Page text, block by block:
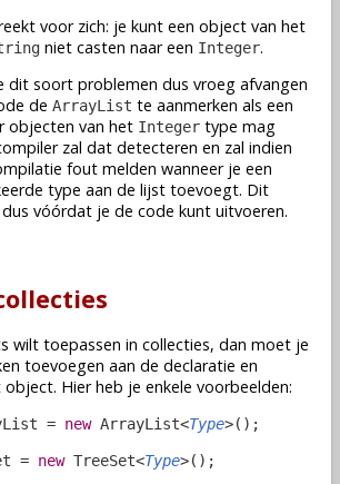
voor zich: je kunt een object van het
niet casten naar een Integer.
dit soort problemen dus vroeg afvangen
de ArrayList te aanmerken als een
objecten van het Integer type mag
zal dat detecteren en zal indien
fout melden wanneer je een
type aan de lijst toevoegt. Dit
vóórdat je de code kunt uitvoeren.
wilt toepassen in collecties, dan moet je
toevoegen aan de declaratie en
Hier heb je enkele voorbeelden:
= newArrayList<Type>();
= newTreeSet<Type>();